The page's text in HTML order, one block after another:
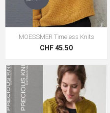
MOESSMER Timeless Knits
CHF 45.50